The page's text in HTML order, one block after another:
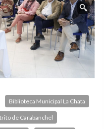
Biblioteca Municipal La Chata
de Carabanchel